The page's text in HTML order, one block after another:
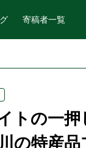
寄稿者一覧
トの一
の特産